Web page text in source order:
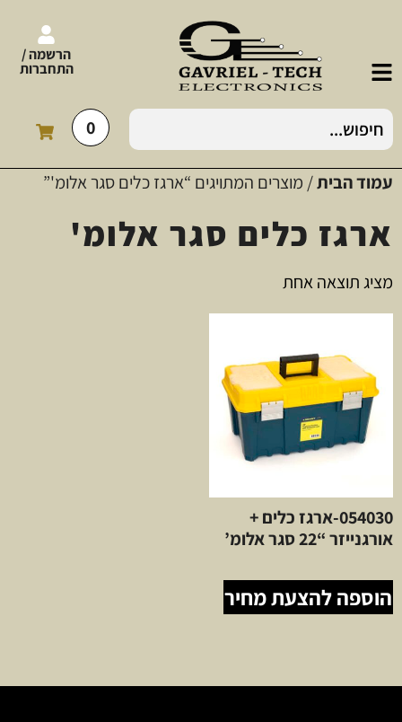
הרשמה /
התחברות
0
עמוד הבית/ מוצרים המתויגים “ארגז כלים סגר אלומ'”
ארגז כלים סגר אלומ'
מציג תוצאה אחת
054030-ארגז כלים +
אורגנייזר “22 סגר אלומ’
הוספה להצעת מחיר